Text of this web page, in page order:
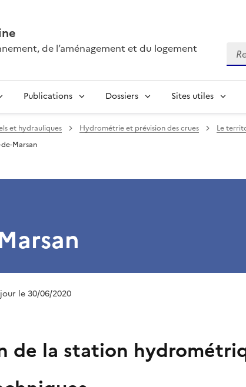
de l’aménagement et du logement
Publications Dossiers Sites utiles
et hydrauliques Hydrométrie et prévision des crues Le
Marsan
le 30/06/2020
de la station